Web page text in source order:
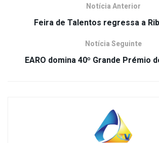
Notícia Anterior
Feira de Talentos regressa a
Notícia Seguinte
EARO domina 40º Grande Prémio